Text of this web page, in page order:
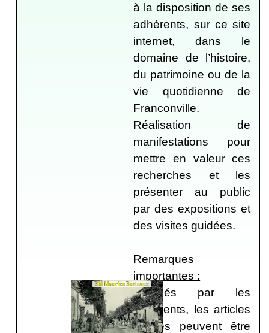
à la disposition de ses
adhérents, sur ce site
internet, dans le
domaine de l’histoire,
du patrimoine ou de la
vie quotidienne de
Franconville.
Réalisation de
manifestations pour
mettre en valeur ces
recherches et les
présenter au public
par des expositions et
des visites guidées.
Remarques
importantes :
Rédigés par les
adhérents, les articles
publiés peuvent être